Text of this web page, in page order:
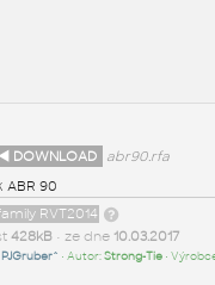
◄ DOWNLOAD
abr90.rfa
ABR 90
RVT2014
428kB• ze dne 10.03.2017
PJGruber^ • Autor:Strong-Tie•